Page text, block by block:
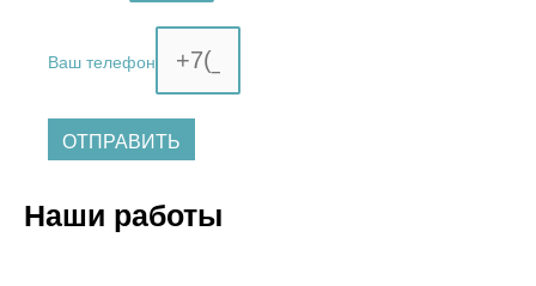
Ваш телефон
ОТПРАВИТЬ
Наши работы